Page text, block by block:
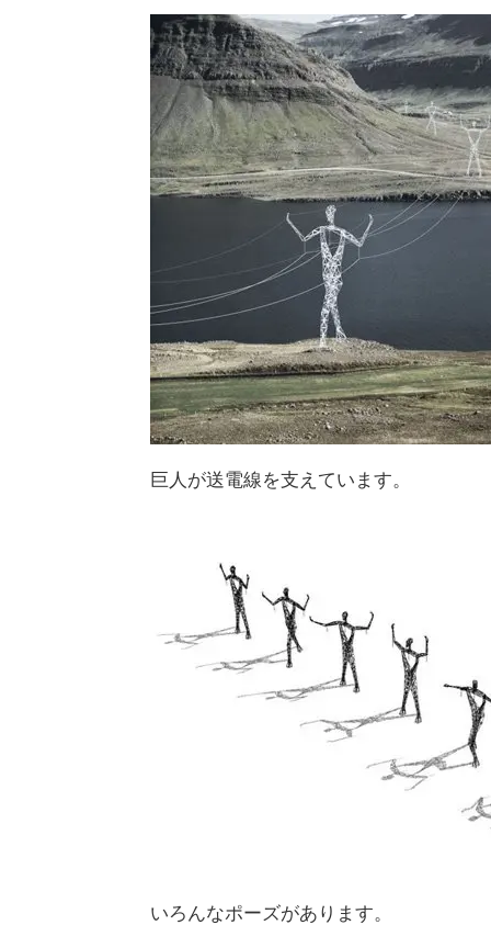
巨人が送電線を支えています。
いろんなポーズがあります。